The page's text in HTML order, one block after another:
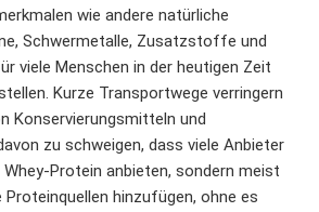
wie andere natürliche
Schwermetalle, Zusatzstoffe und
viele Menschen in der heutigen Zeit
Kurze Transportwege verringern
Konservierungsmitteln und
zu schweigen, dass viele Anbieter
Protein anbieten, sondern meist
hinzufügen, ohne es